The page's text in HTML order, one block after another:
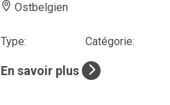
Ostbelgien
Type: Catégorie:
En savoir plus